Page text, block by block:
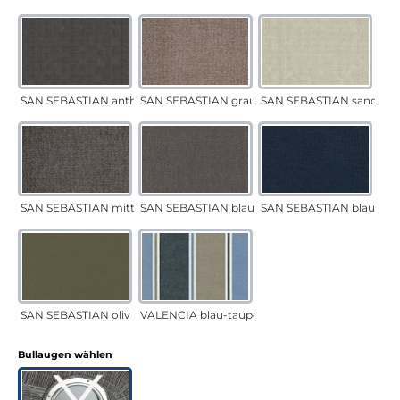
SAN SEBASTIAN anthrazitSAN SEBASTIAN grau-sandSAN SEBASTIAN sand
SAN SEBASTIAN mittelgrauSAN SEBASTIAN blau-sandSAN SEBASTIAN blau
SAN SEBASTIAN oliv VALENCIA blau-taupe
Bullaugen wählen